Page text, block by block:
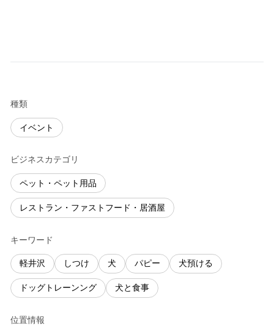
種類
イベント
ビジネスカテゴリ
ペット・ペット用品
レストラン・ファストフード・居酒屋
キーワード
軽井沢 しつけ 犬 パピー 犬預ける
ドッグトレーンング 犬と食事
位置情報